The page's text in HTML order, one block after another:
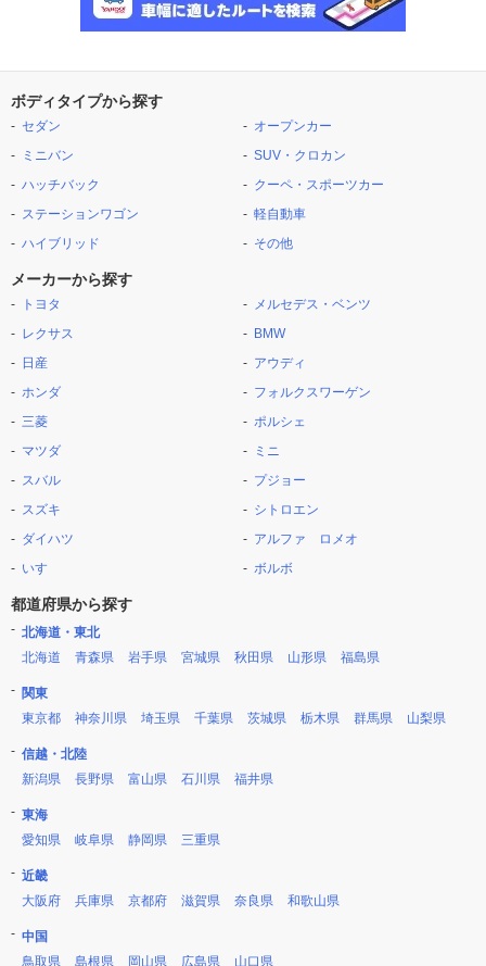
ボディタイプから探す
セダン
ミニバン
ハッチバック
ステーションワゴン
ハイブリッド
オープンカー
SUV・クロカン
クーペ・スポーツカー
軽自動車
その他
メーカーから探す
トヨタ
レクサス
日産
ホンダ
三菱
マツダ
スバル
スズキ
ダイハツ
いすゞ
メルセデス・ベンツ
BMW
アウディ
フォルクスワーゲン
ポルシェ
ミニ
プジョー
シトロエン
アルファ ロメオ
ボルボ
都道府県から探す
北海道・東北
北海道
青森県 岩手県 宮城県 秋田県 山形県 福島県
関東
東京都
神奈川県 埼玉県 千葉県 茨城県 栃木県 群馬県 山梨県
信越・北陸
新潟県
長野県 富山県 石川県 福井県
東海
愛知県
岐阜県 静岡県 三重県
近畿
大阪府
兵庫県 京都府 滋賀県 奈良県 和歌山県
中国
鳥取県
島根県 岡山県 広島県 山口県